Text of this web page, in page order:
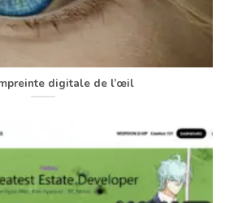
digitale de l’œil